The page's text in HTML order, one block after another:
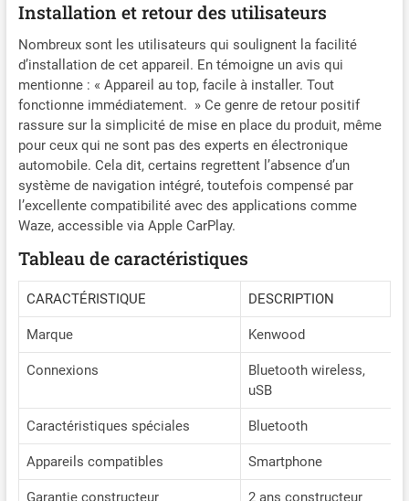
Android pour les
compatibles ; Contrôle
iPod/iPhone* via USB avec
fonction de charge jusqu'à
3A Chassis court,
profondeur réduite de
l'autoradio = installation
facile- 4 entrées caméra,
lignes de stationnement
réglables pour caméra de
recul, compatible avec les
Inclus dans la boite :
Autoradio, cadre de
montage, antenne GPS,
câble USB, faisceau de
câbles ISO, microphone
déporté avec câble,
crochets de déverrouillage
Installation et retour des utilisateurs
Nombreux sont les utilisateurs qui soulignent la facilité
d’installation de cet appareil. En témoigne un avis qui
mentionne : « Appareil au top, facile à installer. Tout
fonctionne immédiatement. » Ce genre de retour positif
rassure sur la simplicité de mise en place du produit, même
pour ceux qui ne sont pas des experts en électronique
automobile. Cela dit, certains regrettent l’absence d’un
système de navigation intégré, toutefois compensé par
l’excellente compatibilité avec des applications comme
Waze, accessible via Apple CarPlay.
Tableau de caractéristiques
CARACTÉRISTIQUE DESCRIPTION
Marque Kenwood
Connexions
Bluetooth wireless,
uSB
Caractéristiques spéciales Bluetooth
Appareils compatibles Smartphone
Garantie constructeur 2 ans constructeur